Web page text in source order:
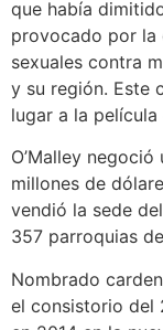
que había
provocado por la
sexuales contra
y su región. Este
lugar a la
O’Malley
millones de
vendió la sede
357 parroquias
Nombrado
el consistorio del